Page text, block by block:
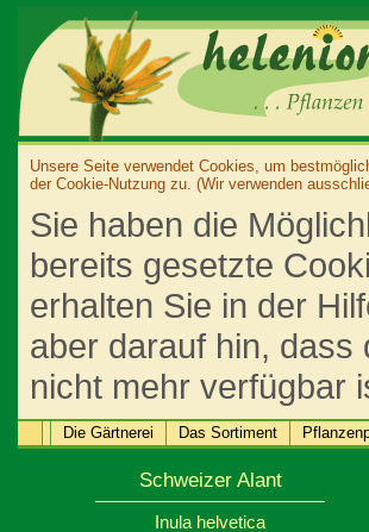
Unsere Seite verwendet Cookies, um
der Cookie-Nutzung zu. (Wir verwenden
Sie haben die
bereits gesetzte
erhalten Sie in der
aber darauf hin, dass
nicht mehr verfügbar
Die Gärtnerei Das Sortiment
Schweizer Alant
Inula helvetica